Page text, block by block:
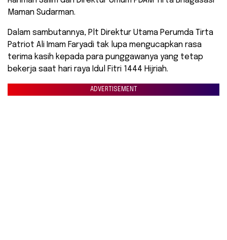
Maman Sudarman.
Dalam sambutannya, Plt Direktur Utama Perumda Tirta
Patriot Ali Imam Faryadi tak lupa mengucapkan rasa
terima kasih kepada para punggawanya yang tetap
bekerja saat hari raya Idul Fitri 1444 Hijriah.
ADVERTISEMENT